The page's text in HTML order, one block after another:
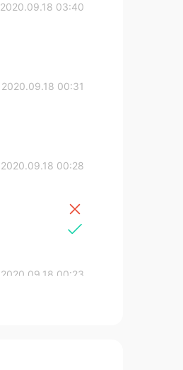
2020.09.18 03:40
2020.09.18 00:31
2020.09.18 00:28
2020.09.18 00:23